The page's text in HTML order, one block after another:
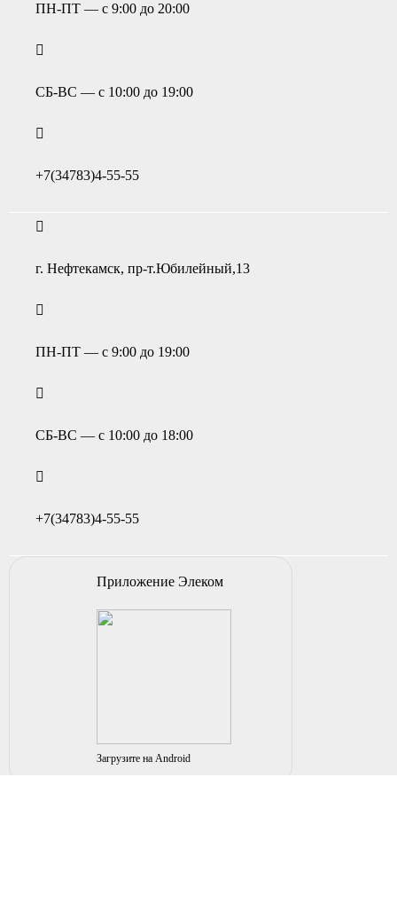
ПН-ПТ — с 9:00 до 20:00
СБ-ВС — с 10:00 до 19:00
+7(34783)4-55-55
г. Нефтекамск, пр-т.Юбилейный,13
ПН-ПТ — с 9:00 до 19:00
СБ-ВС — с 10:00 до 18:00
+7(34783)4-55-55
Приложение Элеком
Загрузите на Android